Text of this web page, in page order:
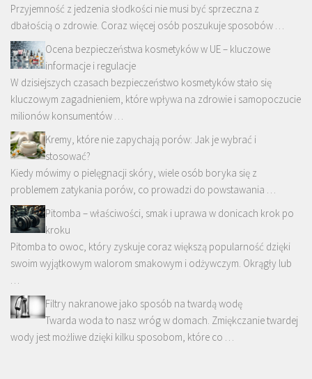
Przyjemność z jedzenia słodkości nie musi być sprzeczna z
dbałością o zdrowie. Coraz więcej osób poszukuje sposobów …
Ocena bezpieczeństwa kosmetyków w UE – kluczowe
informacje i regulacje
W dzisiejszych czasach bezpieczeństwo kosmetyków stało się
kluczowym zagadnieniem, które wpływa na zdrowie i samopoczucie
milionów konsumentów …
Kremy, które nie zapychają porów: Jak je wybrać i
stosować?
Kiedy mówimy o pielęgnacji skóry, wiele osób boryka się z
problemem zatykania porów, co prowadzi do powstawania …
Pitomba – właściwości, smak i uprawa w donicach krok po
kroku
Pitomba to owoc, który zyskuje coraz większą popularność dzięki
swoim wyjątkowym walorom smakowym i odżywczym. Okrągły lub
…
Filtry nakranowe jako sposób na twardą wodę
Twarda woda to nasz wróg w domach. Zmiękczanie twardej
wody jest możliwe dzięki kilku sposobom, które co …